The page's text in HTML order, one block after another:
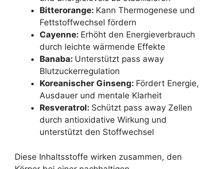
Bitterorange: Kann Thermogenese und
Fettstoffwechsel fördern
Cayenne: Erhöht den Energieverbrauch
durch leichte wärmende Effekte
Banaba: Unterstützt pass away
Blutzuckerregulation
Koreanischer Ginseng: Fördert Energie,
Ausdauer und mentale Klarheit
Resveratrol: Schützt pass away Zellen
durch antioxidative Wirkung und
unterstützt den Stoffwechsel
Diese Inhaltsstoffe wirken zusammen, den